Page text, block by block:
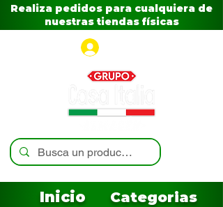
Realiza pedidos para cualquiera de
nuestras tiendas físicas
Inicio Categorias